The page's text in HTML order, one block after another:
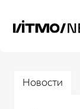
Новости